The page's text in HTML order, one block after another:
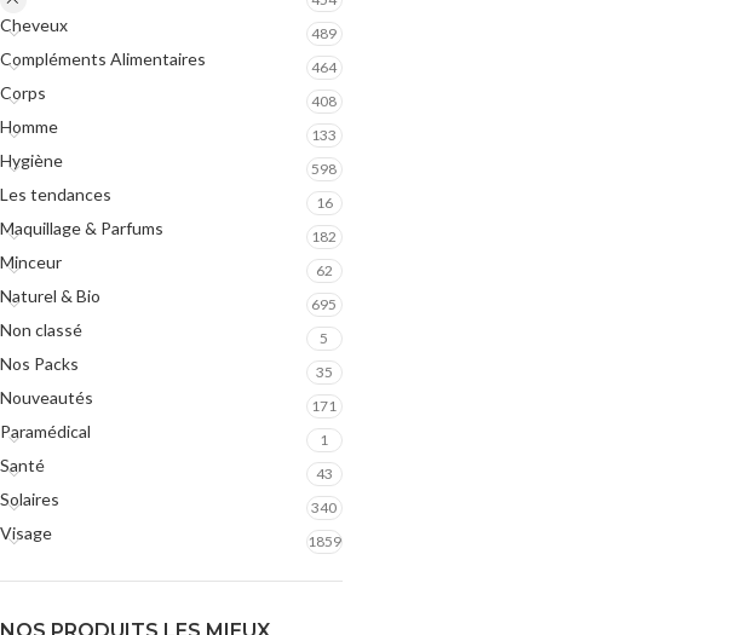
SOINS ANTI-AGE
Rides Installées
Liftants
Anti-Age Global
Solaires
Masques
Sérums
Crèmes et Soins Traitants
Solaires peaux sensibles
SOINS PEAUX ATOPIQUES
Nettoyants
Crèmes et Soins Traitants
Solaires peaux atopiques
Cheveux 489
Compléments Alimentaires 464
Corps 408
Homme 133
Hygiène 598
Les tendances 16
Maquillage & Parfums 182
Minceur 62
Naturel & Bio 695
Non classé 5
Nos Packs 35
Nouveautés 171
Paramédical 1
Santé 43
Solaires 340
Visage 1859